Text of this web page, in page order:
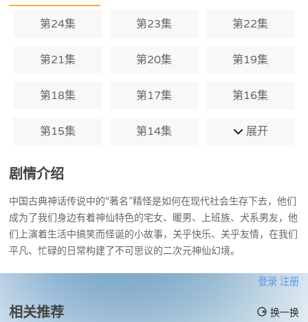
第24集 第23集 第22集
第21集 第20集 第19集
第18集 第17集 第16集
第15集 第14集 展开
剧情介绍
中国古典神话传说中的“著名”精怪是如何在现代社会生存下去，他们
成为了我们身边有着神仙特色的宅女、暖男、上班族、犬系男友，他
们上演着生活中搞笑而怪诞的小故事，关乎快乐、关乎友情，在我们
平凡、忙碌的日常构建了不可思议的二次元神仙幻境。
登录 注册
相关推荐 换一换